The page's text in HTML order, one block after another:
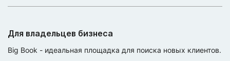
Для владельцев бизнеса
Big Book - идеальная площадка для поиска новых клиентов.